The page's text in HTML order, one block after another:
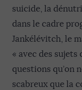
suicide, la
dans le cadre
Jankélévitch, le
« avec des sujets
questions qu’on
scabreux que la